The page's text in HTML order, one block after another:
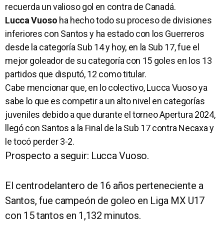
recuerda un valioso gol en contra de Canadá.
Lucca Vuoso ha hecho todo su proceso de divisiones
inferiores con Santos y ha estado con los Guerreros
desde la categoría Sub 14 y hoy, en la Sub 17, fue el
mejor goleador de su categoría con 15 goles en los 13
partidos que disputó, 12 como titular.
Cabe mencionar que, en lo colectivo, Lucca Vuoso ya
sabe lo que es competir a un alto nivel en categorías
juveniles debido a que durante el torneo Apertura 2024,
llegó con Santos a la Final de la Sub 17 contra Necaxa y
le tocó perder 3-2.
Prospecto a seguir: Lucca Vuoso.
El centrodelantero de 16 años perteneciente a
Santos, fue campeón de goleo en Liga MX U17
con 15 tantos en 1,132 minutos.